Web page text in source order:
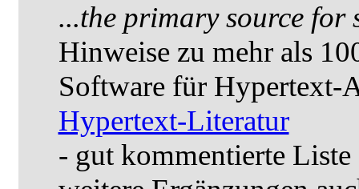
...the primary source for
Hinweise zu mehr als
Software für Hypertext-
Hypertext-Literatur
- gut kommentierte